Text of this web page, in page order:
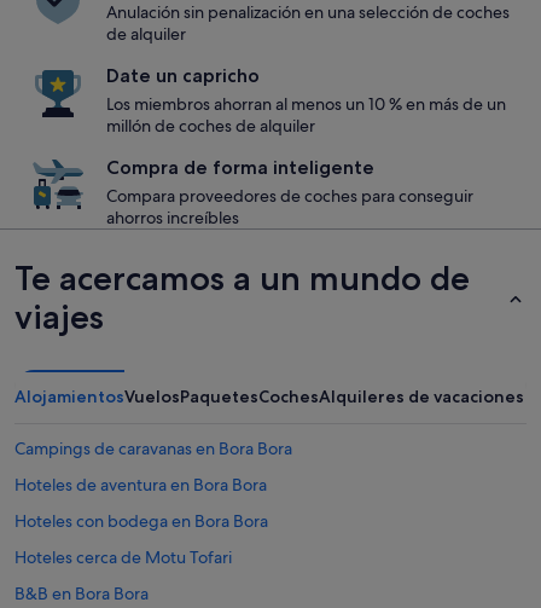
Anulación sin penalización en una selección de coches
de alquiler
Date un capricho
Los miembros ahorran al menos un 10 % en más de un
millón de coches de alquiler
Compra de forma inteligente
Compara proveedores de coches para conseguir
ahorros increíbles
Te acercamos a un mundo de
viajes
AlojamientosVuelosPaquetesCochesAlquileres de vacaciones
Campings de caravanas en Bora Bora
Hoteles de aventura en Bora Bora
Hoteles con bodega en Bora Bora
Hoteles cerca de Motu Tofari
B&B en Bora Bora